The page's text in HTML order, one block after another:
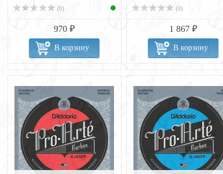
(0)
970 ₽
В корзину
(0)
1 867 ₽
В корзину